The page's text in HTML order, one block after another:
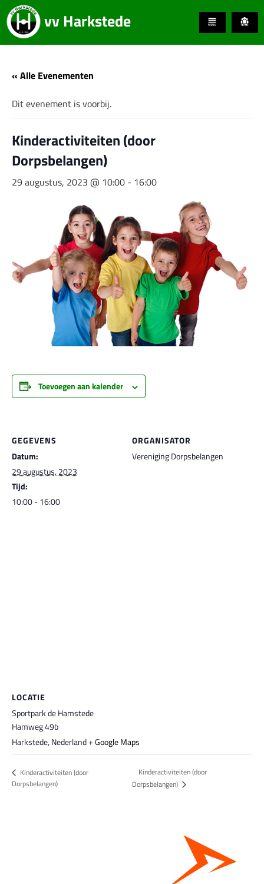
vv Harkstede
« Alle Evenementen
Dit evenement is voorbij.
Kinderactiviteiten (door
Dorpsbelangen)
29 augustus, 2023 @ 10:00 - 16:00
Toevoegen aan kalender
GEGEVENS
Datum:
29 augustus, 2023
Tijd:
10:00 - 16:00
ORGANISATOR
Vereniging Dorpsbelangen
LOCATIE
Sportpark de Hamstede
Hamweg 49b
Harkstede,Nederland+ Google Maps
Kinderactiviteiten (door
Dorpsbelangen)
Kinderactiviteiten (door
Dorpsbelangen)